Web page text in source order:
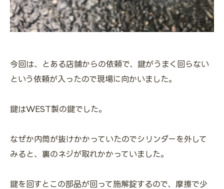
今回は、とある店舗からの依頼で、鍵がうまく回らない
という依頼が入ったので現場に向かいました。
鍵はWEST製の鍵でした。
なぜか内筒が抜けかかっていたのでシリンダーを外して
みると、裏のネジが取れかかっていました。
鍵を回すとこの部品が回って施解錠するので、摩擦で少